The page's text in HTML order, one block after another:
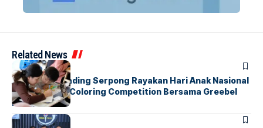
Related News
BERITAINDEX
Atria Hotel Gading Serpong Rayakan Hari Anak Nasional
Lewat Family Coloring Competition Bersama Greebel
Indonesia
BERITA